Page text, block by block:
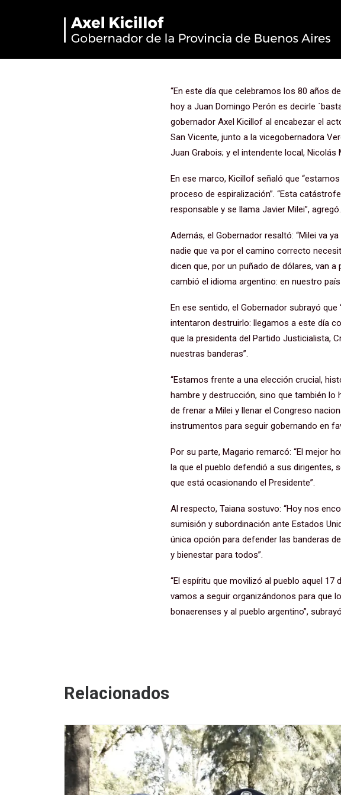
“Honrar a Perón es
“En este día que celebramos los 80 años
hoy a Juan Domingo Perón es decirle
gobernador Axel Kicillof al encabezar el
San Vicente, junto a la vicegobernadora
Juan Grabois; y el intendente local, Nicolás
En ese marco, Kicillof señaló que
proceso de espiralización”. “Esta
responsable y se llama Javier Milei”, agregó.
Además, el Gobernador resaltó: “Milei va
nadie que va por el camino correcto
dicen que, por un puñado de dólares, van
cambió el idioma argentino: en nuestro
En ese sentido, el Gobernador subrayó
intentaron destruirlo: llegamos a este día
que la presidenta del Partido Justicialista,
nuestras banderas”.
“Estamos frente a una elección crucial,
hambre y destrucción, sino que también lo
de frenar a Milei y llenar el Congreso
instrumentos para seguir gobernando en
Por su parte, Magario remarcó: “El mejor
la que el pueblo defendió a sus dirigentes,
que está ocasionando el Presidente”.
Al respecto, Taiana sostuvo: “Hoy nos
sumisión y subordinación ante Estados
única opción para defender las banderas
y bienestar para todos”.
“El espíritu que movilizó al pueblo aquel
vamos a seguir organizándonos para que
bonaerenses y al pueblo argentino”,
Relacionados